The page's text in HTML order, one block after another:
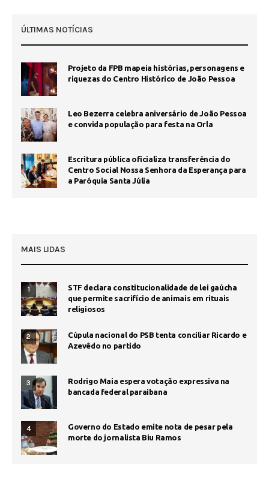
ÚLTIMAS NOTÍCIAS
Projeto da FPB mapeia histórias, personagens e
riquezas do Centro Histórico de João Pessoa
Leo Bezerra celebra aniversário de João Pessoa
e convida população para festa na Orla
Escritura pública oficializa transferência do
Centro Social Nossa Senhora da Esperança para
a Paróquia Santa Júlia
MAIS LIDAS
1
STF declara constitucionalidade de lei gaúcha
que permite sacrifício de animais em rituais
religiosos
2
Cúpula nacional do PSB tenta conciliar Ricardo e
Azevêdo no partido
3
Rodrigo Maia espera votação expressiva na
bancada federal paraibana
4
Governo do Estado emite nota de pesar pela
morte do jornalista Biu Ramos